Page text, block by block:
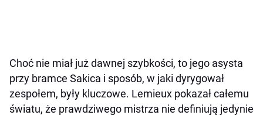
Choć nie miał już dawnej szybkości, to jego asysta
przy bramce Sakica i sposób, w jaki dyrygował
zespołem, były kluczowe. Lemieux pokazał całemu
światu, że prawdziwego mistrza nie definiują jedynie